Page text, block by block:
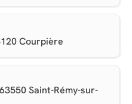
Courpière
Saint-Rémy-sur-